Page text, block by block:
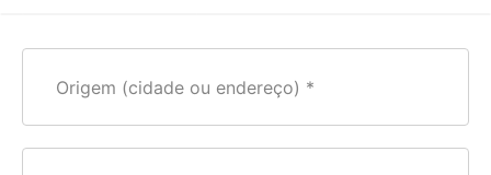
Origem (cidade ou endereço)